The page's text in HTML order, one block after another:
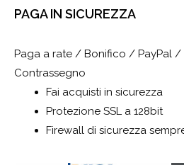
PAGA IN SICUREZZA
Paga a rate / Bonifico / PayPal
Contrassegno
Fai acquisti in sicurezza
Protezione SSL a 128bit
Firewall di sicurezza